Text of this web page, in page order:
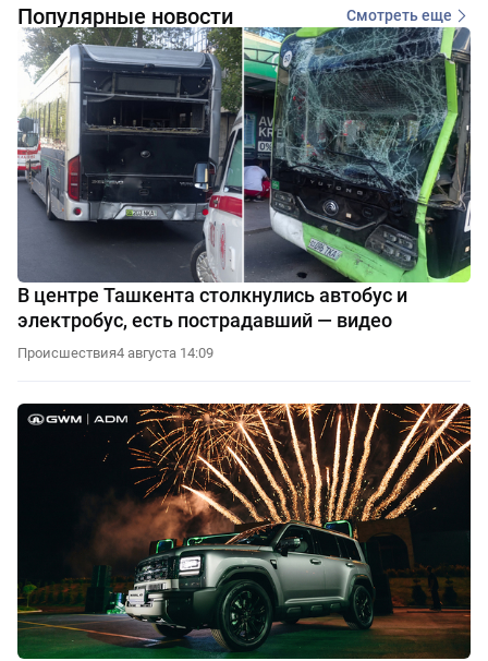
Популярные новости Смотреть еще
В центре Ташкента столкнулись автобус и
электробус, есть пострадавший — видео
Происшествия4 августа 14:09